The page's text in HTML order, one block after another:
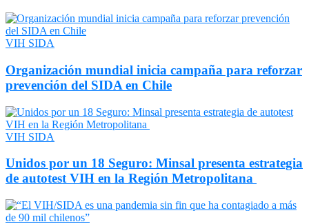
VIH SIDA
Organización mundial inicia campaña para reforzar
prevención del SIDA en Chile
VIH SIDA
Unidos por un 18 Seguro: Minsal presenta estrategia
de autotest VIH en la Región Metropolitana